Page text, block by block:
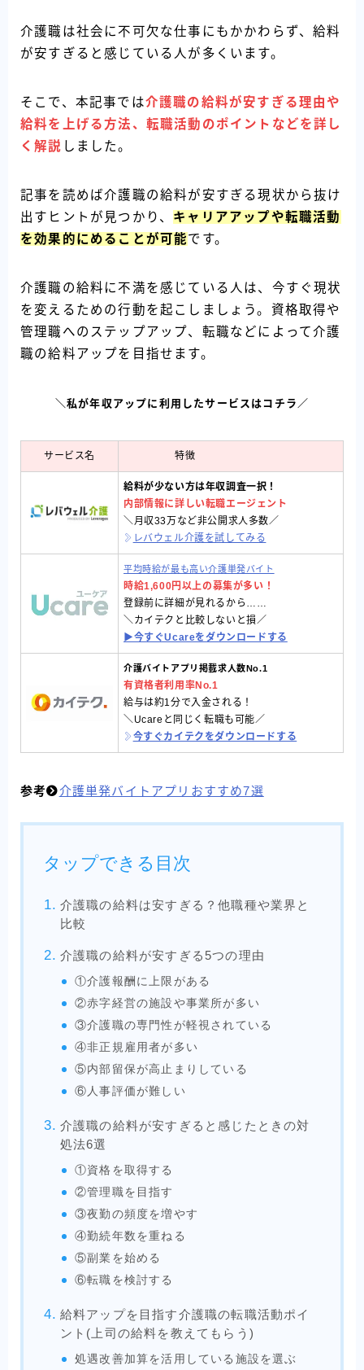
介護職は社会に不可欠な仕事にもかかわらず、給料
が安すぎると感じている人が多くいます。
そこで、本記事では介護職の給料が安すぎる理由や
給料を上げる方法、転職活動のポイントなどを詳し
く解説 しました。
記事を読めば介護職の給料が安すぎる現状から抜け
出すヒントが見つかり、 キャリアアップや転職活動
を効果的にめることが可能です。
介護職の給料に不満を感じている人は、今すぐ現状
を変えるための行動を起こしましょう。資格取得や
管理職へのステップアップ、転職などによって介護
職の給料アップを目指せます。
＼私が年収アップに利用したサービスはコチラ／
サービス名 特徴
給料が少ない方は年収調査一択！
内部情報に詳しい転職エージェント
＼月収33万など非公開求人多数／
レバウェル介護を試してみる
平均時給が最も高い介護単発バイト
時給1,600円以上の募集が多い！
登録前に詳細が見れるから……
＼カイテクと比較しないと損／
▶︎今すぐUcareをダウンロードする
介護バイトアプリ掲載求人数No.1
有資格者利用率No.1
給与は約1分で入金される！
＼Ucareと同じく転職も可能／
今すぐカイテクをダウンロードする
参考 介護単発バイトアプリおすすめ7選
タップできる目次
介護職の給料は安すぎる？他職種や業界と
比較
介護職の給料が安すぎる5つの理由
①介護報酬に上限がある
②赤字経営の施設や事業所が多い
③介護職の専門性が軽視されている
④非正規雇用者が多い
⑤内部留保が高止まりしている
⑥人事評価が難しい
介護職の給料が安すぎると感じたときの対
処法6選
①資格を取得する
②管理職を目指す
③夜勤の頻度を増やす
④勤続年数を重ねる
⑤副業を始める
⑥転職を検討する
給料アップを目指す介護職の転職活動ポイ
ント(上司の給料を教えてもらう)
処遇改善加算を活用している施設を選ぶ